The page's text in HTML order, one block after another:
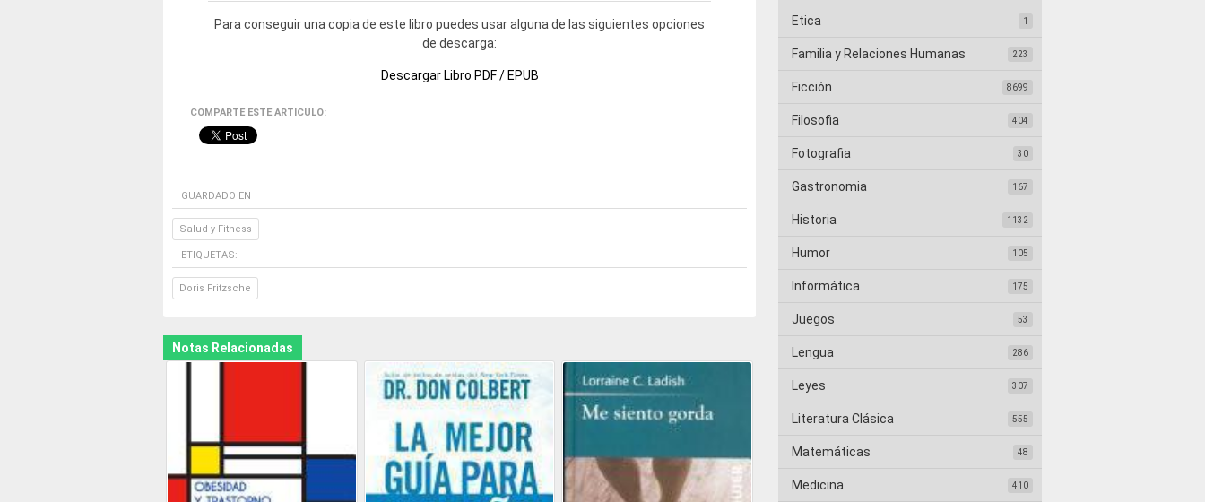
Para conseguir una copia de este libro puedes usar alguna de las siguientes opciones
de descarga:
Descargar Libro PDF / EPUB
COMPARTE ESTE ARTICULO:
GUARDADO EN
Salud y Fitness
ETIQUETAS:
Doris Fritzsche
Notas Relacionadas
Etica 1
Familia y Relaciones Humanas 223
Ficción 8699
Filosofia 404
Fotografia 30
Gastronomia 167
Historia 1132
Humor 105
Informática 175
Juegos 53
Lengua 286
Leyes 307
Literatura Clásica 555
Matemáticas 48
Medicina 410